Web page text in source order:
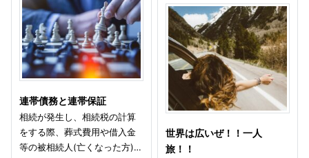
連帯債務と連帯保証
相続が発生し、相続税の計算
をする際、葬式費用や借入金
等の被相続人(亡くなった方)…
世界は広いぜ！！一人
旅！！